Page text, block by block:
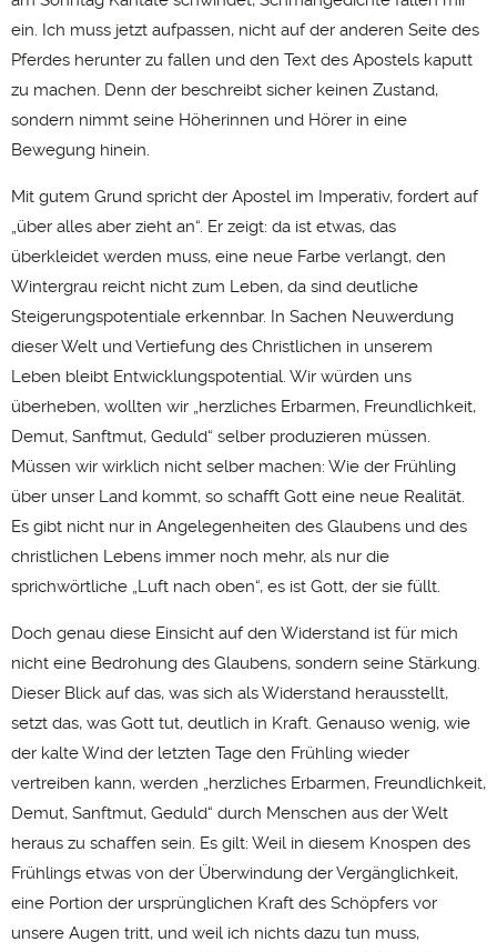
ein. Ich muss jetzt aufpassen, nicht auf der anderen Seite des
Pferdes herunter zu fallen und den Text des Apostels kaputt
zu machen. Denn der beschreibt sicher keinen Zustand,
sondern nimmt seine Höherinnen und Hörer in eine
Bewegung hinein.
Mit gutem Grund spricht der Apostel im Imperativ, fordert auf
„über alles aber zieht an“. Er zeigt: da ist etwas, das
überkleidet werden muss, eine neue Farbe verlangt, den
Wintergrau reicht nicht zum Leben, da sind deutliche
Steigerungspotentiale erkennbar. In Sachen Neuwerdung
dieser Welt und Vertiefung des Christlichen in unserem
Leben bleibt Entwicklungspotential. Wir würden uns
überheben, wollten wir „herzliches Erbarmen, Freundlichkeit,
Demut, Sanftmut, Geduld“ selber produzieren müssen.
Müssen wir wirklich nicht selber machen: Wie der Frühling
über unser Land kommt, so schafft Gott eine neue Realität.
Es gibt nicht nur in Angelegenheiten des Glaubens und des
christlichen Lebens immer noch mehr, als nur die
sprichwörtliche „Luft nach oben“, es ist Gott, der sie füllt.
Doch genau diese Einsicht auf den Widerstand ist für mich
nicht eine Bedrohung des Glaubens, sondern seine Stärkung.
Dieser Blick auf das, was sich als Widerstand herausstellt,
setzt das, was Gott tut, deutlich in Kraft. Genauso wenig, wie
der kalte Wind der letzten Tage den Frühling wieder
vertreiben kann, werden „herzliches Erbarmen, Freundlichkeit,
Demut, Sanftmut, Geduld“ durch Menschen aus der Welt
heraus zu schaffen sein. Es gilt: Weil in diesem Knospen des
Frühlings etwas von der Überwindung der Vergänglichkeit,
eine Portion der ursprünglichen Kraft des Schöpfers vor
unsere Augen tritt, und weil ich nichts dazu tun muss,